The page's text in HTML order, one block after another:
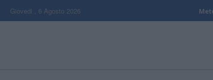
Giovedi , 6 Agosto 2026